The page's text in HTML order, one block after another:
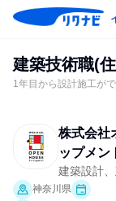
建築技術職(
1年目から設計施工が
株式会社
ップメン
建築設計
神奈川県